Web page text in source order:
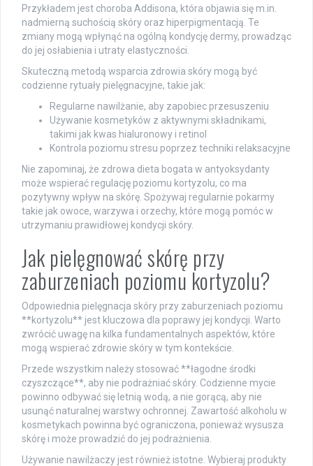
Przykładem jest choroba Addisona, która objawia się m.in.
nadmierną suchością skóry oraz hiperpigmentacją. Te
zmiany mogą wpłynąć na ogólną kondycję dermy, prowadząc
do jej osłabienia i utraty elastyczności.
Skuteczną metodą wsparcia zdrowia skóry mogą być
codzienne rytuały pielęgnacyjne, takie jak:
Regularne nawilżanie, aby zapobiec przesuszeniu
Używanie kosmetyków z aktywnymi składnikami,
takimi jak kwas hialuronowy i retinol
Kontrola poziomu stresu poprzez techniki relaksacyjne
Nie zapominaj, że zdrowa dieta bogata w antyoksydanty
może wspierać regulację poziomu kortyzolu, co ma
pozytywny wpływ na skórę. Spożywaj regularnie pokarmy
takie jak owoce, warzywa i orzechy, które mogą pomóc w
utrzymaniu prawidłowej kondycji skóry.
Jak pielęgnować skórę przy
zaburzeniach poziomu kortyzolu?
Odpowiednia pielęgnacja skóry przy zaburzeniach poziomu
**kortyzolu** jest kluczowa dla poprawy jej kondycji. Warto
zwrócić uwagę na kilka fundamentalnych aspektów, które
mogą wspierać zdrowie skóry w tym kontekście.
Przede wszystkim należy stosować **łagodne środki
czyszczące**, aby nie podrażniać skóry. Codzienne mycie
powinno odbywać się letnią wodą, a nie gorącą, aby nie
usunąć naturalnej warstwy ochronnej. Zawartość alkoholu w
kosmetykach powinna być ograniczona, ponieważ wysusza
skórę i może prowadzić do jej podrażnienia.
Używanie nawilżaczy jest również istotne. Wybieraj produkty